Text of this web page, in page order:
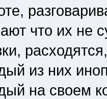
что их не
из них
на своем